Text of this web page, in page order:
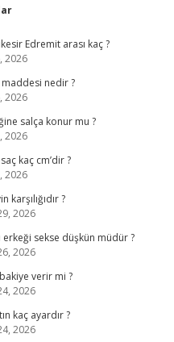
Edremit arası kaç ?
2026
maddesi nedir ?
2026
salça konur mu ?
2026
kaç cm’dir ?
2026
karşılığıdır ?
2026
erkeği sekse düşkün müdür ?
2026
verir mi ?
2026
kaç ayardır ?
2026